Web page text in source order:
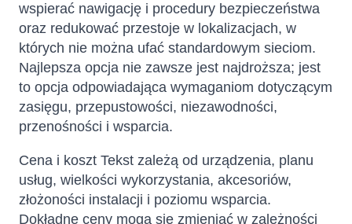
wspierać nawigację i procedury bezpieczeństwa
oraz redukować przestoje w lokalizacjach, w
których nie można ufać standardowym sieciom.
Najlepsza opcja nie zawsze jest najdroższa; jest
to opcja odpowiadająca wymaganiom dotyczącym
zasięgu, przepustowości, niezawodności,
przenośności i wsparcia.
Cena i koszt Tekst zależą od urządzenia, planu
usług, wielkości wykorzystania, akcesoriów,
złożoności instalacji i poziomu wsparcia.
Dokładne ceny mogą się zmieniać w zależności